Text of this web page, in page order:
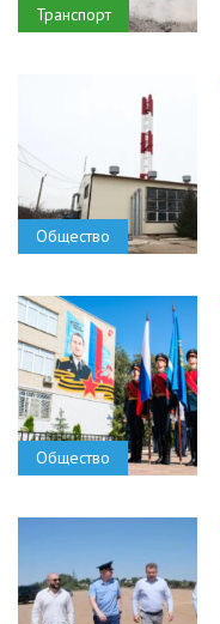
Транспорт
Общество
Общество